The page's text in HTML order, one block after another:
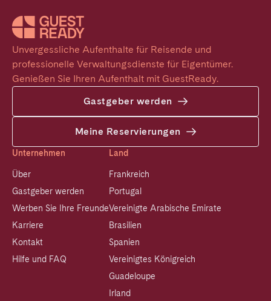
Unvergessliche Aufenthalte für Reisende und
professionelle Verwaltungsdienste für Eigentümer.
Genießen Sie Ihren Aufenthalt mit GuestReady.
Gastgeber werden
Meine Reservierungen
Unternehmen
Über
Gastgeber werden
Werben Sie Ihre Freunde
Karriere
Kontakt
Hilfe und FAQ
Land
Frankreich
Portugal
Vereinigte Arabische Emirate
Brasilien
Spanien
Vereinigtes Königreich
Guadeloupe
Irland